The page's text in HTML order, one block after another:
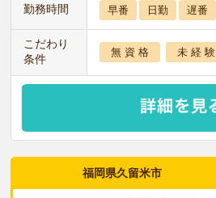
勤務時間 早番 日勤 遅番
こだわり
条件
無 資 格 未 経 験
福岡県久留米市